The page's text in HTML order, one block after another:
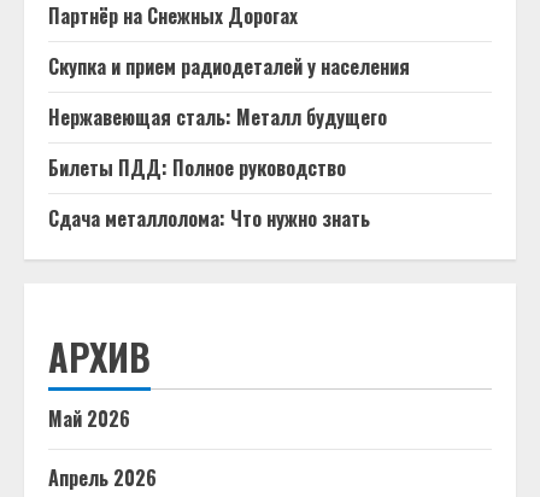
Партнёр на Снежных Дорогах
Скупка и прием радиодеталей у населения
Нержавеющая сталь: Металл будущего
Билеты ПДД: Полное руководство
Сдача металлолома: Что нужно знать
АРХИВ
Май 2026
Апрель 2026